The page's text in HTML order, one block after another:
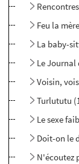
Feu la
La baby-
Le Journal
Voisin,
Turlututu
Le sexe
Doit-on le
N'écoutez